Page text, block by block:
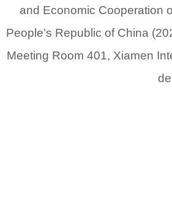
and Economic Cooperation
People’s Republic of China
Meeting Room 401, Xiamen